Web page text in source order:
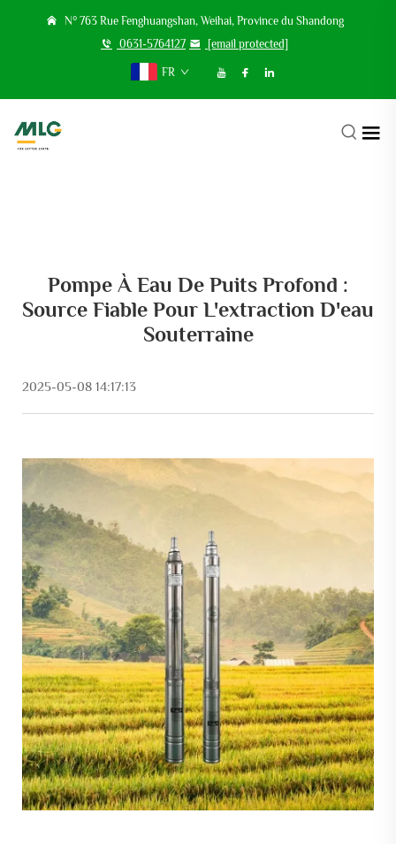
N° 763 Rue Fenghuangshan, Weihai, Province du Shandong
0631-5764127
[email protected]
FR
Pompe À Eau De Puits Profond :
Source Fiable Pour L'extraction D'eau
Souterraine
2025-05-08 14:17:13